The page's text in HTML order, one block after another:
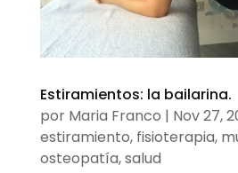
Estiramientos: la bailarina.
por Maria Franco | Nov 27,
estiramiento, fisioterapia,
osteopatía,salud